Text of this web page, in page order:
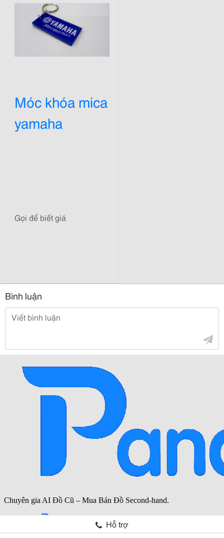
Móc khóa mica
yamaha
Gọi để biết giá
Bình luận
Hỗ trợ